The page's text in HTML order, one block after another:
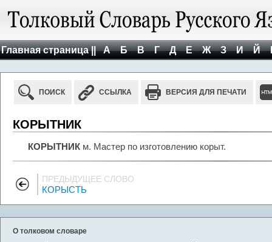
Главная страница || А Б В Г Д Е Ж З И Й
ПОИСК ССЫЛКА ВЕРСИЯ ДЛЯ ПЕЧАТИ
КОРЫТНИК
КОРЫТНИК м. Мастер по изготовлению корыт.
ПРЕДЫДУЩЕЕ СЛОВО
КОРЫСТЬ
О толковом словаре